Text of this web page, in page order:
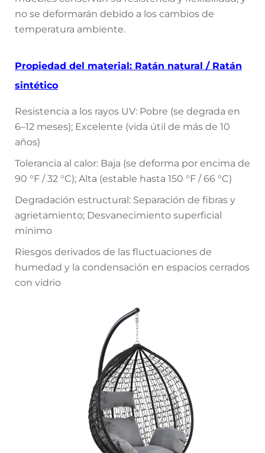
no se deformarán debido a los cambios de
temperatura ambiente.
Propiedad del material: Ratán natural / Ratán
sintético
Resistencia a los rayos UV: Pobre (se degrada en
6–12 meses); Excelente (vida útil de más de 10
años)
Tolerancia al calor: Baja (se deforma por encima de
90 °F / 32 °C); Alta (estable hasta 150 °F / 66 °C)
Degradación estructural: Separación de fibras y
agrietamiento; Desvanecimiento superficial
mínimo
Riesgos derivados de las fluctuaciones de
humedad y la condensación en espacios cerrados
con vidrio